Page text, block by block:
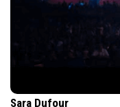
Sara Dufour